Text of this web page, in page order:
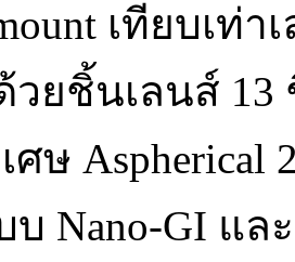
เทียบเท่า
วยชิ้นเลนส์
ศษ
บ Nano-GI แล